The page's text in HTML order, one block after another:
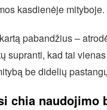
kasdienėje mityboje.
pabandžius –
supranti, kad tai
be didelių
chia naudojimo